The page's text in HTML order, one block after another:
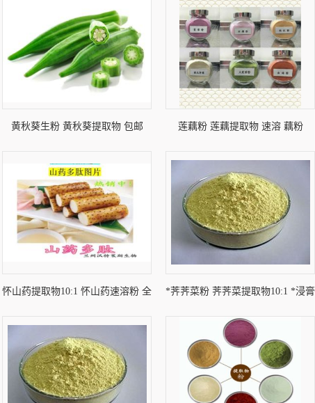
黄秋葵生粉 黄秋葵提取物 包邮 莲藕粉 莲藕提取物 速溶 藕粉
怀山药提取物10:1 怀山药速溶粉 全
*荠荠菜粉 荠荠菜提取物10:1 *浸膏